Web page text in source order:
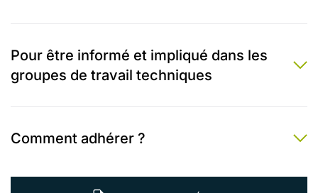
Pour être informé et impliqué dans les
groupes de travail techniques
Comment adhérer ?